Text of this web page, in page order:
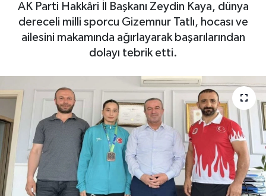
AK Parti Hakkâri İl Başkanı Zeydin Kaya, dünya
dereceli milli sporcu Gizemnur Tatlı, hocası ve
ailesini makamında ağırlayarak başarılarından
dolayı tebrik etti.
EĞİTİM
Hakkari Haber
İLGİNÇ HABERLER
KADIN
Tüm Manşetler
Son Dakika Haberleri